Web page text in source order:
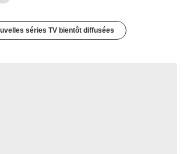
séries TV bientôt diffusées